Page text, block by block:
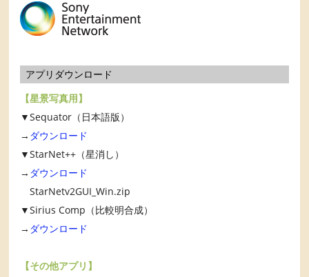
アプリダウンロード
【星景写真用】
▼Sequator（日本語版）
→ ダウンロード
▼StarNet++（星消し）
→ ダウンロード
StarNetv2GUI_Win.zip
▼Sirius Comp（比較明合成）
→ ダウンロード
【その他アプリ】